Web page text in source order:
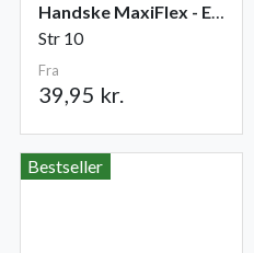
Handske MaxiFlex - Elite
Str 10
Fra
39,95 kr.
Bestseller